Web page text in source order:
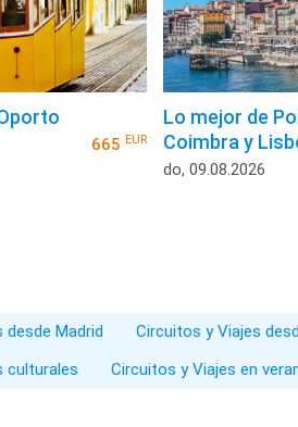
665EUR
Lo mejor de
Coimbra y
do, 09.08.2026
desde Madrid
Circuitos y Viajes
culturales
Circuitos y Viajes en